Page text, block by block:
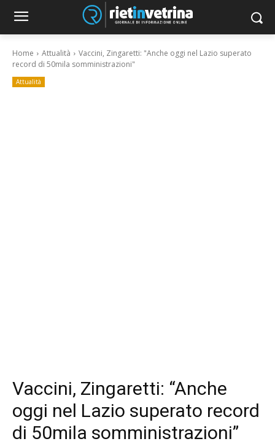
Home Attualità
Vaccini, Zingaretti: "Anche oggi nel Lazio superato
record di 50mila somministrazioni"
Attualità
Vaccini, Zingaretti: “Anche
oggi nel Lazio superato record
di 50mila somministrazioni”